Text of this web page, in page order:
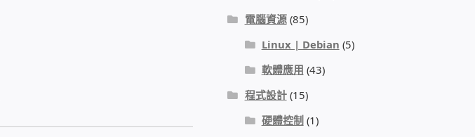
電腦資源(85)
Linux | Debian (5)
軟體應用 (43)
程式設計(15)
硬體控制(1)